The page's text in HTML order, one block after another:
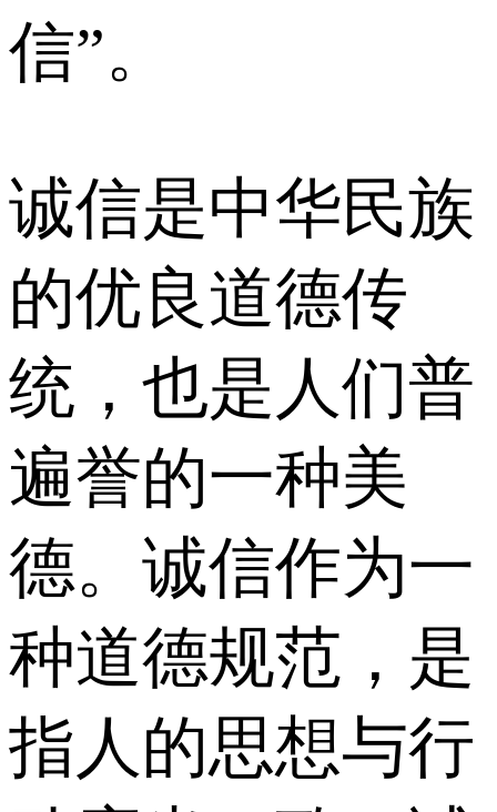
信”。
诚信是中华民族
的优良道德传
统，也是人们普
遍誉的一种美
德。诚信作为一
种道德规范，是
指人的思想与行